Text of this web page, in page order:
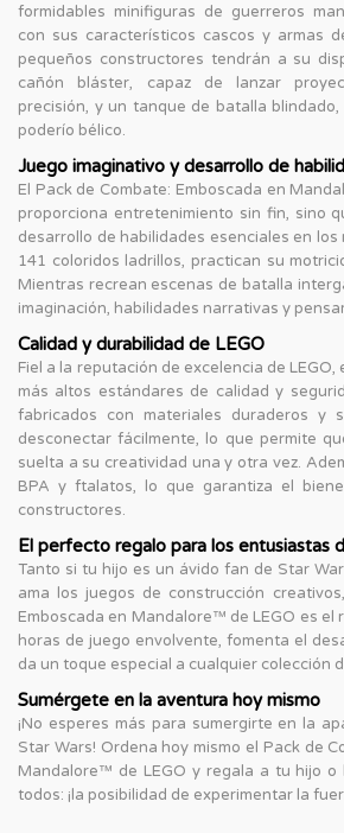
formidables minifiguras de guerreros
con sus característicos cascos y armas
pequeños constructores tendrán a su
cañón bláster, capaz de lanzar
precisión, y un tanque de batalla
poderío bélico.
Juego imaginativo y desarrollo de
El Pack de Combate: Emboscada en
proporciona entretenimiento sin fin, sino
desarrollo de habilidades esenciales en los
141 coloridos ladrillos, practican su
Mientras recrean escenas de batalla
imaginación, habilidades narrativas y
Calidad y durabilidad de LEGO
Fiel a la reputación de excelencia de
más altos estándares de calidad y
fabricados con materiales duraderos y
desconectar fácilmente, lo que permite
suelta a su creatividad una y otra vez.
BPA y ftalatos, lo que garantiza el
constructores.
El perfecto regalo para los entusiastas
Tanto si tu hijo es un ávido fan de Star
ama los juegos de construcción
Emboscada en Mandalore™ de LEGO es
horas de juego envolvente, fomenta el
da un toque especial a cualquier colección
Sumérgete en la aventura hoy mismo
¡No esperes más para sumergirte en la
Star Wars! Ordena hoy mismo el Pack de
Mandalore™ de LEGO y regala a tu hijo o
todos: ¡la posibilidad de experimentar la